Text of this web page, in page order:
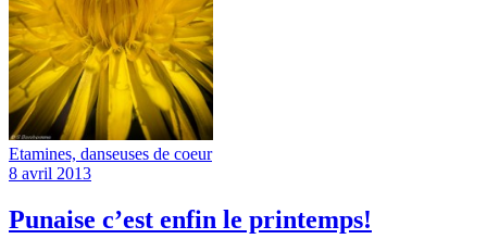
Etamines, danseuses de coeur
8 avril 2013
Punaise c’est enfin le printemps!